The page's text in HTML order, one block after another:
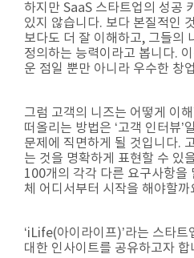
하지만 SaaS 스타트업의 성공
있지 않습니다. 보다 본질적인
보다도 더 잘 이해하고, 그들의
정의하는 능력이라고 봅니다.
운 점일 뿐만 아니라 우수한 창
그럼 고객의 니즈는 어떻게 이
떠올리는 방법은 ‘고객 인터뷰’
문제에 직면하게 될 것입니다.
는 것을 명확하게 표현할 수 있
100개의 각각 다른 요구사항을
체 어디서부터 시작을 해야할까
‘iLife(아이라이프)’라는 스타트
대한 인사이트를 공유하고자 합